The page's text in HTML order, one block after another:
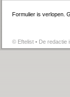
Formulier is verlopen.
© Eftelist • De redactie